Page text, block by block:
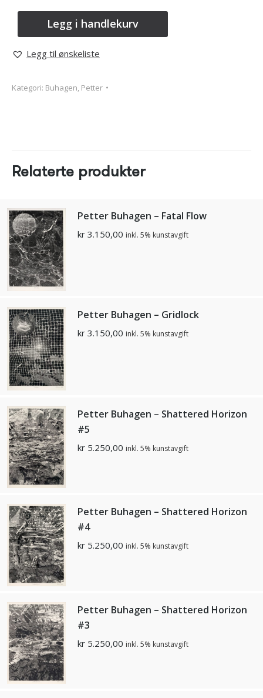
Legg i handlekurv
Legg til ønskeliste
Kategori: Buhagen, Petter
Relaterte produkter
Petter Buhagen – Fatal Flow
kr 3.150,00 inkl. 5% kunstavgift
Petter Buhagen – Gridlock
kr 3.150,00 inkl. 5% kunstavgift
Petter Buhagen – Shattered Horizon
#5
kr 5.250,00 inkl. 5% kunstavgift
Petter Buhagen – Shattered Horizon
#4
kr 5.250,00 inkl. 5% kunstavgift
Petter Buhagen – Shattered Horizon
#3
kr 5.250,00 inkl. 5% kunstavgift